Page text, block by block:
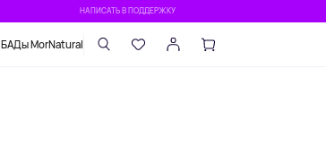
НАПИСАТЬ В ПОДДЕРЖКУ
БАДы MorNatural